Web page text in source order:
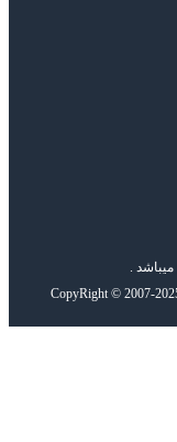
میباشد .